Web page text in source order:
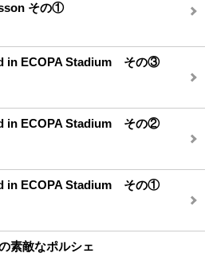
その①
in ECOPA Stadium その③
in ECOPA Stadium その②
in ECOPA Stadium その①
素敵なポルシェ